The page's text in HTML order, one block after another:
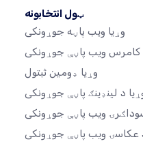
ټول انتخابونه
وړیا ویب پاڼه جوړونکی
کامرس ویب پاڼې جوړونکی
وړیا ډومین ثبتول
د لینډینګ پاڼې جوړونکی
ویب پاڼې جوړونکی
عکاسۍ ویب پاڼې جوړونکی